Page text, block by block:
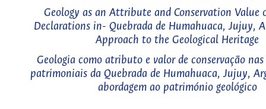
Geology as an Attribute and Conservation Value
Declarations in- Quebrada de Humahuaca, Jujuy,
Approach to the Geological Heritage
Geologia como atributo e valor de conservação nas
patrimoniais da Quebrada de Humahuaca, Jujuy,
abordagem ao património geológico